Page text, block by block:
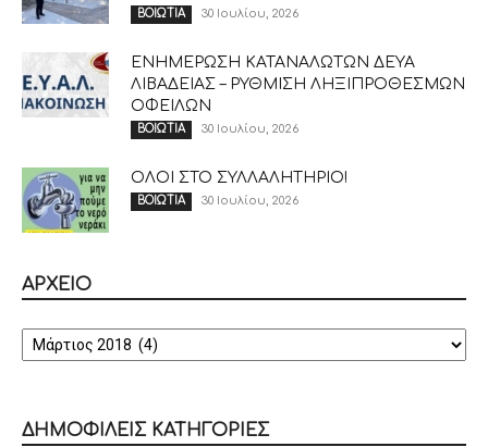
ΒΟΙΩΤΙΑ 30 Ιουλίου, 2026
ΕΝΗΜΕΡΩΣΗ ΚΑΤΑΝΑΛΩΤΩΝ ΔΕΥΑ
ΛΙΒΑΔΕΙΑΣ – ΡΥΘΜΙΣΗ ΛΗΞΙΠΡΟΘΕΣΜΩΝ
ΟΦΕΙΛΩΝ
ΒΟΙΩΤΙΑ 30 Ιουλίου, 2026
ΟΛΟΙ ΣΤΟ ΣΥΛΛΑΛΗΤΗΡΙΟ!
ΒΟΙΩΤΙΑ 30 Ιουλίου, 2026
ΑΡΧΕΙΟ
ΑΡΧΕΙΟ
ΔΗΜΟΦΙΛΕΙΣ ΚΑΤΗΓΟΡΙΕΣ